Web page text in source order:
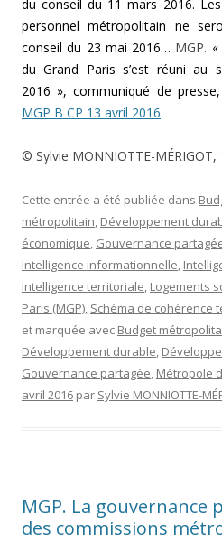
du conseil du 11 mars 2016.
personnel métropolitain ne
conseil du 23 mai 2016… MGP.
du Grand Paris s’est réuni au
2016 », communiqué de
MGP B CP 13 avril 2016.
© Sylvie MONNIOTTE-MÉRIGOT,
Cette entrée a été publiée dans
métropolitain, Développement
économique, Gouvernance
Intelligence informationnelle,
Intelligence territoriale, Logements
Paris (MGP), Schéma de cohérence
et marquée avec Budget
Développement durable,
Gouvernance partagée, Métropole
avril 2016 par Sylvie MONNIOTTE-
MGP. La gouvernance
des commissions